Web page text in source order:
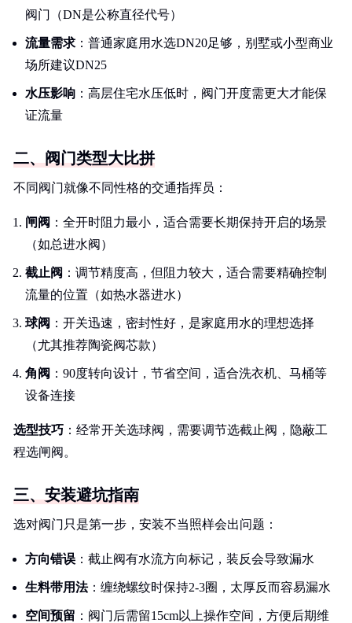
阀门（DN是公称直径代号）
流量需求 ：普通家庭用水选DN20足够，别墅或小型商业
场所建议DN25
水压影响 ：高层住宅水压低时，阀门开度需更大才能保
证流量
二、阀门类型大比拼
不同阀门就像不同性格的交通指挥员：
闸阀 ：全开时阻力最小，适合需要长期保持开启的场景
（如总进水阀）
截止阀 ：调节精度高，但阻力较大，适合需要精确控制
流量的位置（如热水器进水）
球阀 ：开关迅速，密封性好，是家庭用水的理想选择
（尤其推荐陶瓷阀芯款）
角阀 ：90度转向设计，节省空间，适合洗衣机、马桶等
设备连接
选型技巧 ：经常开关选球阀，需要调节选截止阀，隐蔽工
程选闸阀。
三、安装避坑指南
选对阀门只是第一步，安装不当照样会出问题：
方向错误 ：截止阀有水流方向标记，装反会导致漏水
生料带用法：缠绕螺纹时保持2-3圈，太厚反而容易漏水
空间预留 ：阀门后需留15cm以上操作空间，方便后期维